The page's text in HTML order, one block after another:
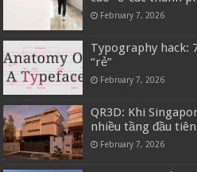
February 7, 2026
Typography hack:
“rẻ”
February 7, 2026
QR3D: Khi
nhiều tầng đầu tiên
February 7, 2026